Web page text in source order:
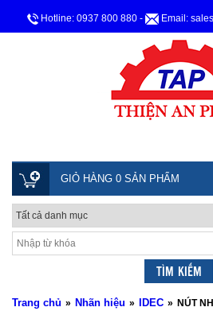
Hotline: 0937 800 880 - Email:
GIỎ HÀNG 0 SẢN PHẨM
Trang chủ » Nhãn hiệu » IDEC » NÚT